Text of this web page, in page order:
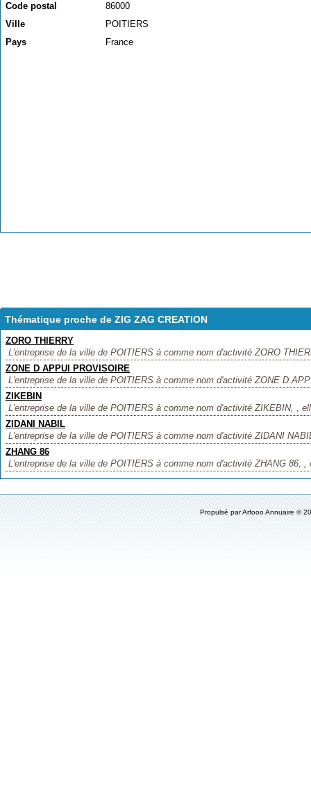
Code postal
86000
Ville
POITIERS
Pays
France
Thématique proche de ZIG ZAG CREATION
ZORO THIERRY
L'entreprise de la ville de POITIERS à comme nom d'activité ZORO
ZONE D APPUI PROVISOIRE
L'entreprise de la ville de POITIERS à comme nom d'activité ZONE D
ZIKEBIN
L'entreprise de la ville de POITIERS à comme nom d'activité ZIKEBIN, ,
ZIDANI NABIL
L'entreprise de la ville de POITIERS à comme nom d'activité ZIDANI
ZHANG 86
L'entreprise de la ville de POITIERS à comme nom d'activité ZHANG 86,
Propulsé parArfooo Annuaire ©